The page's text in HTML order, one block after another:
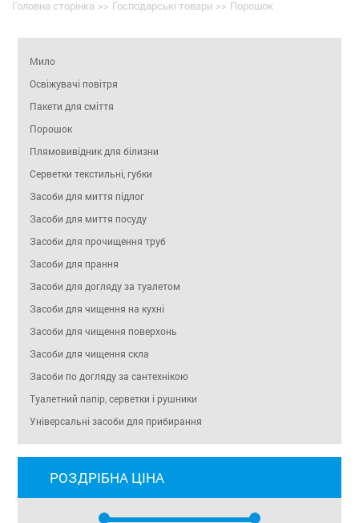
Головна сторінка >> Господарські товари >> Порошок
Мило
Освіжувачі повітря
Пакети для сміття
Порошок
Плямовивідник для білизни
Серветки текстильні, губки
Засоби для миття підлог
Засоби для миття посуду
Засоби для прочищення труб
Засоби для прання
Засоби для догляду за туалетом
Засоби для чищення на кухні
Засоби для чищення поверхонь
Засоби для чищення скла
Засоби по догляду за сантехнікою
Туалетний папір, серветки і рушники
Універсальні засоби для прибирання
РОЗДРІБНА ЦІНА